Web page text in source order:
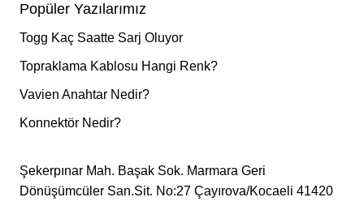
Popüler Yazılarımız
Togg Kaç Saatte Sarj Oluyor
Topraklama Kablosu Hangi Renk?
Vavien Anahtar Nedir?
Konnektör Nedir?
Şekerpınar Mah. Başak Sok. Marmara Geri
Dönüşümcüler San.Sit. No:27 Çayırova/Kocaeli 41420